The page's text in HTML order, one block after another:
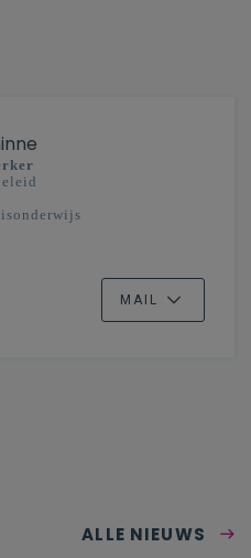
MAIL
ALLE NIEUWS